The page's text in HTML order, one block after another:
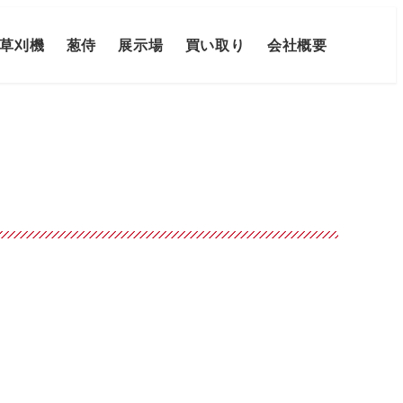
草刈機 葱侍 展示場 買い取り 会社概要